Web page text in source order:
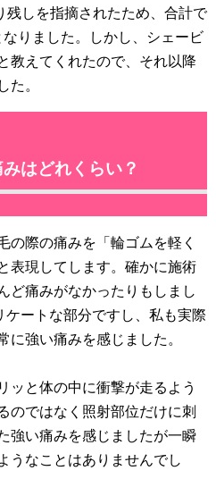
残しを指摘されたため、合計で
りました。しかし、シェービ
教えてくれたので、それ以降
た。
はどれくらい？
際の痛みを「輪ゴムを軽く
表現してします。確かに施術
ど痛みがなかったりもしまし
ケートな部分ですし、私も実際
に強い痛みを感じました。
と体の中に衝撃が走るよう
のではなく照射部位だけに刺
強い痛みを感じましたが一瞬
うなことはありませんでし